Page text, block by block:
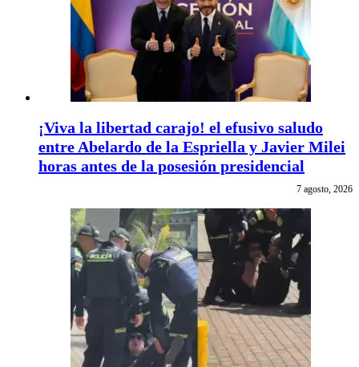
¡Viva la libertad carajo! el efusivo saludo
entre Abelardo de la Espriella y Javier Milei
horas antes de la posesión presidencial
7 agosto, 2026